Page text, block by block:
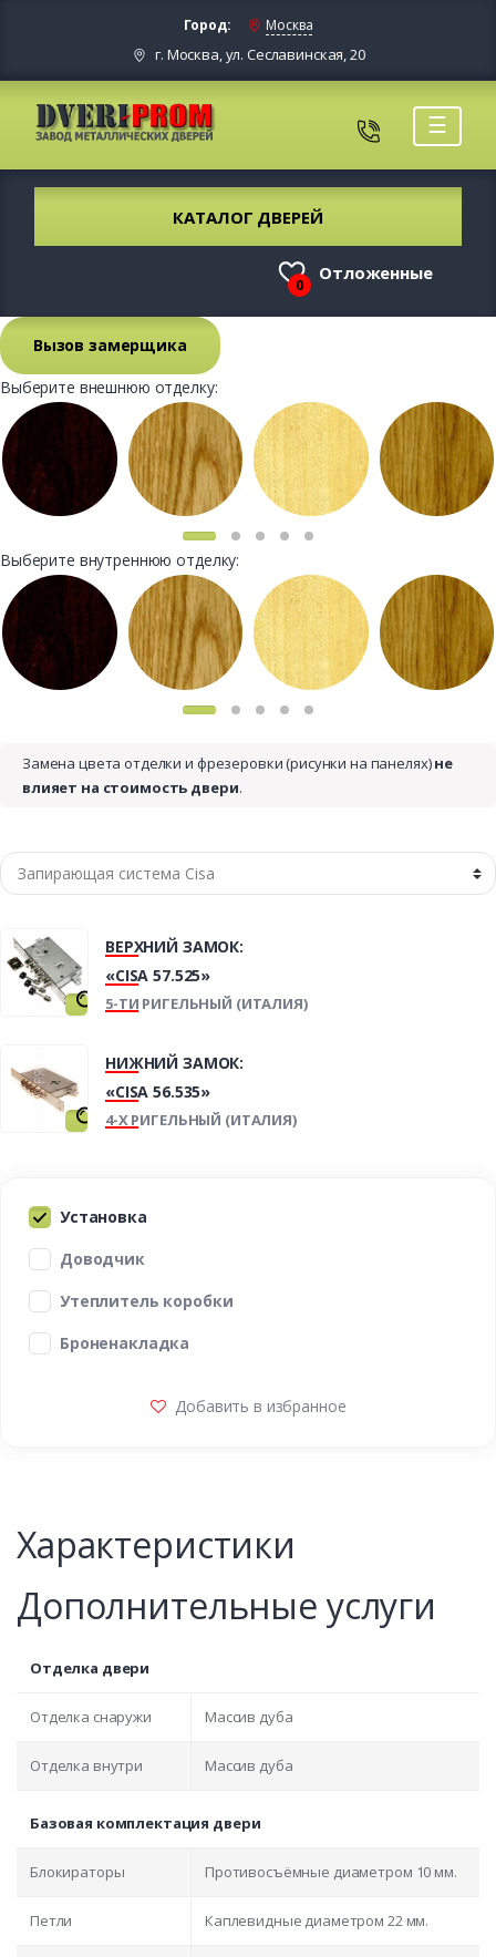
Город: Москва
г. Москва, ул. Сеславинская, 20
☰
КАТАЛОГ ДВЕРЕЙ
0
Отложенные
Вызов замерщика
Выберите внешнюю отделку:
Выберите внутреннюю отделку:
Замена цвета отделки и фрезеровки (рисунки на панелях)не
влияет на стоимость двери.
ВЕРХНИЙ ЗАМОК:
«CISA 57.525»
5-ТИ РИГЕЛЬНЫЙ (ИТАЛИЯ)
НИЖНИЙ ЗАМОК:
«CISA 56.535»
4-Х РИГЕЛЬНЫЙ (ИТАЛИЯ)
Установка
Доводчик
Утеплитель коробки
Броненакладка
Добавить в избранное
Характеристики
Дополнительные услуги
Отделка двери
Отделка снаружи Массив дуба
Отделка внутри Массив дуба
Базовая комплектация двери
Блокираторы Противосъёмные диаметром 10 мм.
Петли Каплевидные диаметром 22 мм.